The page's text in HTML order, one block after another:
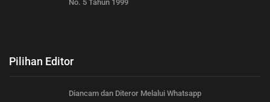
No. 5 Tahun 1999
Pilihan Editor
Diancam dan Diteror Melalui Whatsapp